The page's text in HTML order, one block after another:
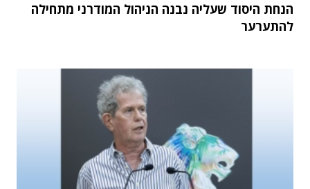
הנחת היסוד שעליה נבנה הניהול המודרני מתחילה
להתערער